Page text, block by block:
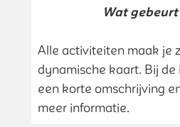
Wat gebeurt
Alle activiteiten maak je
dynamische kaart. Bij
een korte omschrijving
meer informatie.